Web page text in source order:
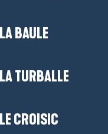
LA BAULE
LA TURBALLE
LE CROISIC
de la